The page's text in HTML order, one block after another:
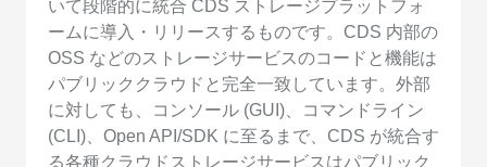
いて段階的に統合 CDS ストレージプラットフォ
ームに導入・リリースするものです。CDS 内部の
OSS などのストレージサービスのコードと機能は
パブリッククラウドと完全一致しています。外部
に対しても、コンソール (GUI)、コマンドライン
(CLI)、Open API/SDK に至るまで、CDS が統合す
る各種クラウドストレージサービスはパブリック